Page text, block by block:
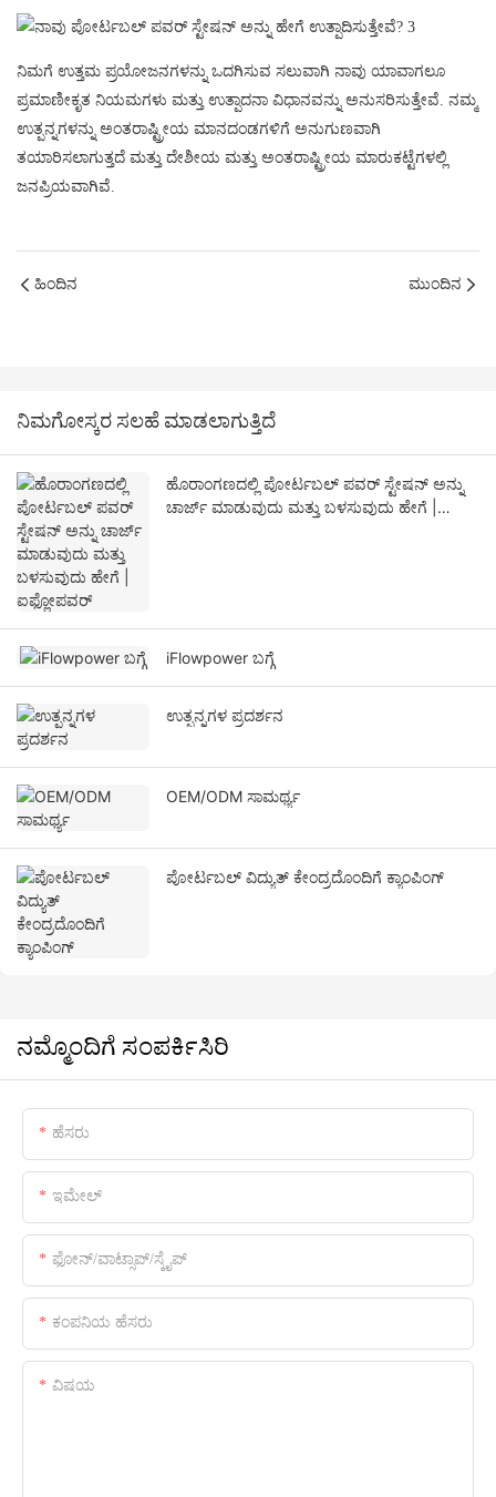
ನಿಮಗೆ ಉತ್ತಮ ಪ್ರಯೋಜನಗಳನ್ನು ಒದಗಿಸುವ ಸಲುವಾಗಿ ನಾವು ಯಾವಾಗಲೂ
ಪ್ರಮಾಣೀಕೃತ ನಿಯಮಗಳು ಮತ್ತು ಉತ್ಪಾದನಾ ವಿಧಾನವನ್ನು ಅನುಸರಿಸುತ್ತೇವೆ. ನಮ್ಮ
ಉತ್ಪನ್ನಗಳನ್ನು ಅಂತರಾಷ್ಟ್ರೀಯ ಮಾನದಂಡಗಳಿಗೆ ಅನುಗುಣವಾಗಿ
ತಯಾರಿಸಲಾಗುತ್ತದೆ ಮತ್ತು ದೇಶೀಯ ಮತ್ತು ಅಂತರಾಷ್ಟ್ರೀಯ ಮಾರುಕಟ್ಟೆಗಳಲ್ಲಿ
ಜನಪ್ರಿಯವಾಗಿವೆ.
ಹಿಂದಿನ ಮುಂದಿನ
ನಿಮಗೋಸ್ಕರ ಸಲಹೆ ಮಾಡಲಾಗುತ್ತಿದೆ
ಹೊರಾಂಗಣದಲ್ಲಿ ಪೋರ್ಟಬಲ್ ಪವರ್ ಸ್ಟೇಷನ್ ಅನ್ನು
ಚಾರ್ಜ್ ಮಾಡುವುದು ಮತ್ತು ಬಳಸುವುದು ಹೇಗೆ |
iFlowpower ಬಗ್ಗೆ
ಉತ್ಪನ್ನಗಳ ಪ್ರದರ್ಶನ
OEM/ODM ಸಾಮರ್ಥ್ಯ
ಪೋರ್ಟಬಲ್ ವಿದ್ಯುತ್ ಕೇಂದ್ರದೊಂದಿಗೆ ಕ್ಯಾಂಪಿಂಗ್
ನಮ್ಮೊಂದಿಗೆ ಸಂಪರ್ಕಿಸಿರಿ
ಹೆಸರು
ಇಮೇಲ್
ಫೋನ್/ವಾಟ್ಸಾಪ್/ಸ್ಕೈಪ್
ಕಂಪನಿಯ ಹೆಸರು
ವಿಷಯ